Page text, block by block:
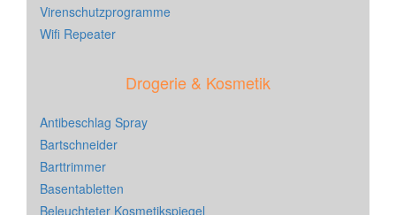
Virenschutzprogramme
Wifi Repeater
Drogerie & Kosmetik
Antibeschlag Spray
Bartschneider
Barttrimmer
Basentabletten
Beleuchteter Kosmetikspiegel